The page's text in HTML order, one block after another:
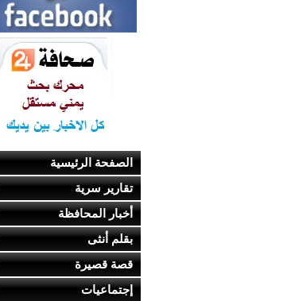
الصفحة الرئيسية
تقارير سرية
أخبار المحافظة
بقلم أنثى
قصة قصيرة
إجتماعيات